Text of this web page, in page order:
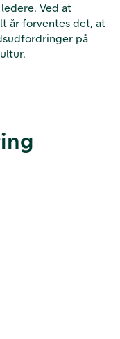
Ved at
år forventes det, at
på